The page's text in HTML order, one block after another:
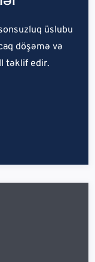
üslubu
döşəmə və
təklif edir.